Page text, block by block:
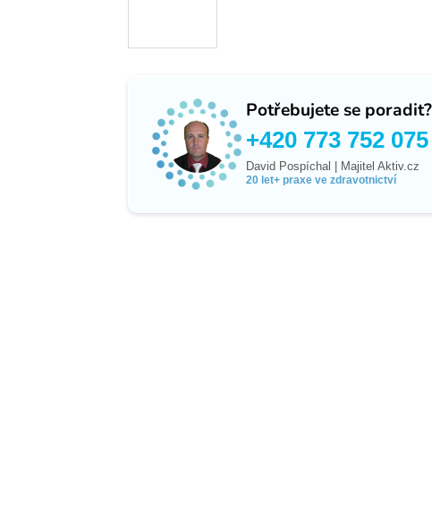
Potřebujete se poradit?
+420 773 752 075
David Pospíchal | Majitel Aktiv.cz
20 let+ praxe ve zdravotnictví